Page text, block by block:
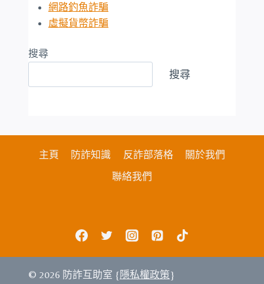
網路釣魚詐騙
虛擬貨幣詐騙
搜尋
搜尋
主頁 防詐知識 反詐部落格
關於我們
聯絡我們
© 2026 防詐互助室 { 隱私權政策}